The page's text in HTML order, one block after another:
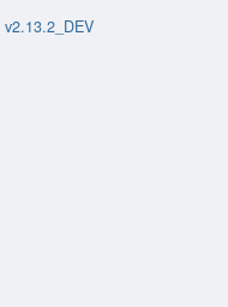
v2.13.2_DEV